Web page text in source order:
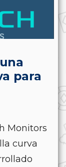
para
Monitors
curva